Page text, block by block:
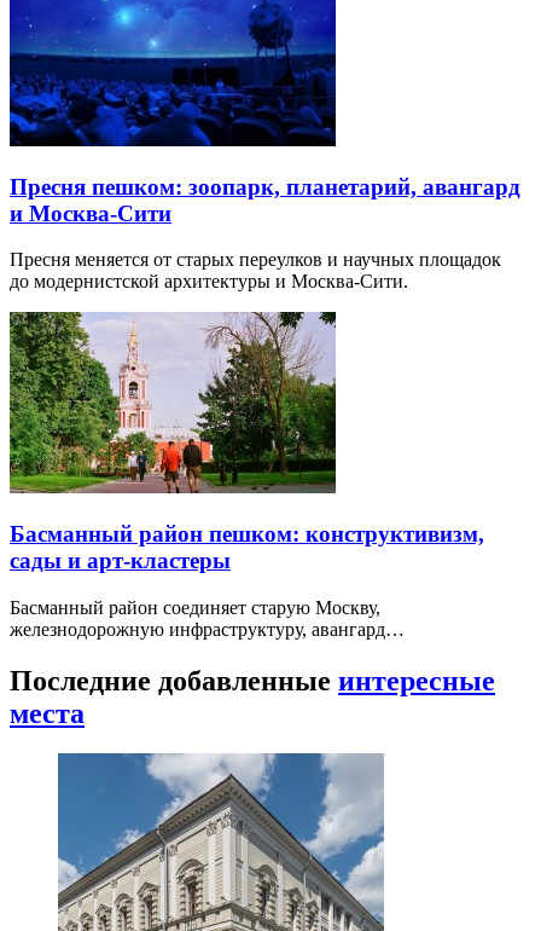
Пресня пешком: зоопарк, планетарий, авангард
и Москва-Сити
Пресня меняется от старых переулков и научных площадок
до модернистской архитектуры и Москва-Сити.
Басманный район пешком: конструктивизм,
сады и арт-кластеры
Басманный район соединяет старую Москву,
железнодорожную инфраструктуру, авангард…
Последние добавленные интересные
места